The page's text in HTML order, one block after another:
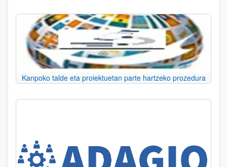
Kanpoko talde eta proiektuetan parte hartzeko prozedura